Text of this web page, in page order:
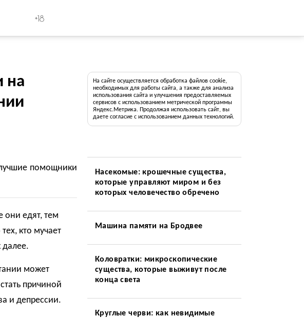
+18
на
помощники
они едят, тем
кто мучает
далее.
может
причиной
и депрессии.
На сайте осуществляется обработка файлов cookie,
необходимых для работы сайта, а также для анализа
использования сайта и улучшения предоставляемых
сервисов с использованием метрической программы
Яндекс.Метрика. Продолжая использовать сайт, вы
даете согласие с использованием данных технологий.
Насекомые: крошечные существа,
которые управляют миром и без
которых человечество обречено
Машина памяти на Бродвее
Коловратки: микроскопические
существа, которые выживут после
конца света
Круглые черви: как невидимые